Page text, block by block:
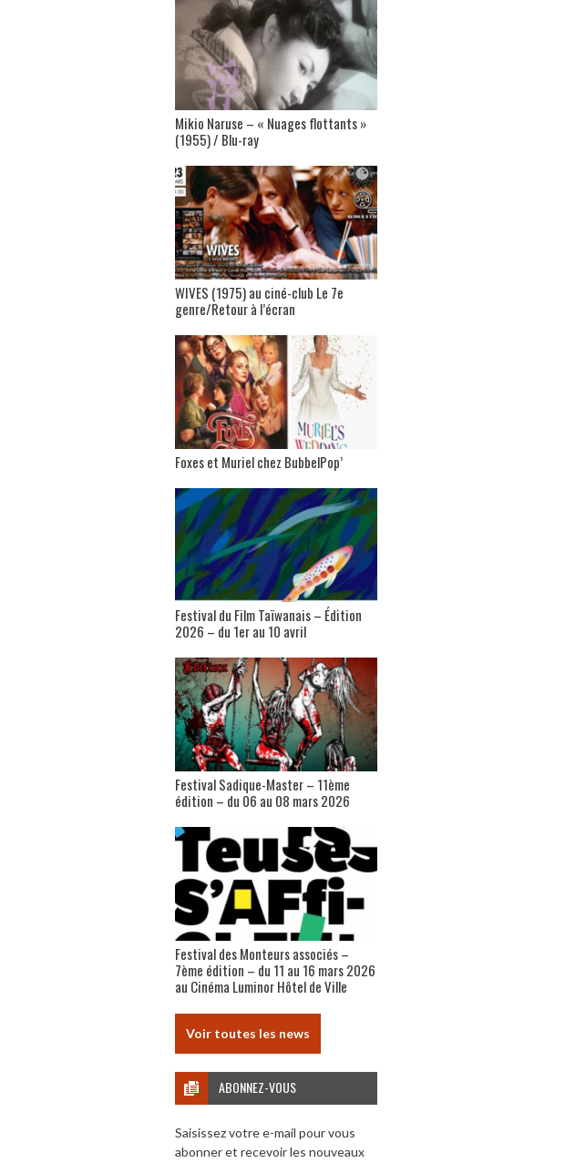
Mikio Naruse – « Nuages flottants »
(1955) / Blu-ray
WIVES (1975) au ciné-club Le 7e
genre/Retour à l’écran
Foxes et Muriel chez BubbelPop’
Festival du Film Taïwanais – Édition
2026 – du 1er au 10 avril
Festival Sadique-Master – 11ème
édition – du 06 au 08 mars 2026
Festival des Monteurs associés –
7ème édition – du 11 au 16 mars 2026
au Cinéma Luminor Hôtel de Ville
Voir toutes les news
ABONNEZ-VOUS
Saisissez votre e-mail pour vous
abonner et recevoir les nouveaux